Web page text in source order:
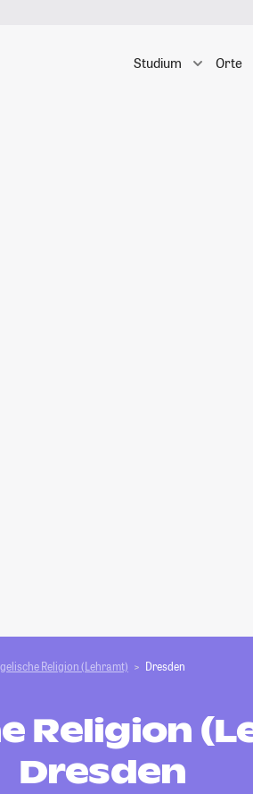
Studium Orte
Religion (Lehramt) Dresden
Religion
Dresden